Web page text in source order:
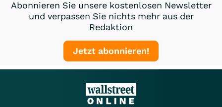
Abonnieren Sie unsere kostenlosen Newsletter
und verpassen Sie nichts mehr aus der
Redaktion
Jetzt abonnieren!